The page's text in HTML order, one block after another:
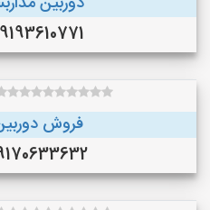
09193610771
فروش
09170633632